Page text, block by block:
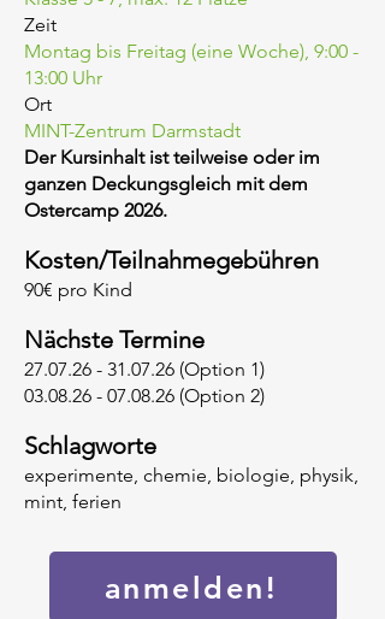
Zeit
Montag bis Freitag (eine Woche), 9:00 -
13:00 Uhr
Ort
MINT-Zentrum Darmstadt
Der Kursinhalt ist teilweise oder im
ganzen Deckungsgleich mit dem
Ostercamp 2026.
Kosten/Teilnahmegebühren
90€ pro Kind
Nächste Termine
27.07.26 - 31.07.26 (Option 1)
03.08.26 - 07.08.26 (Option 2)
Schlagworte
experimente, chemie, biologie, physik,
mint, ferien
anmelden!